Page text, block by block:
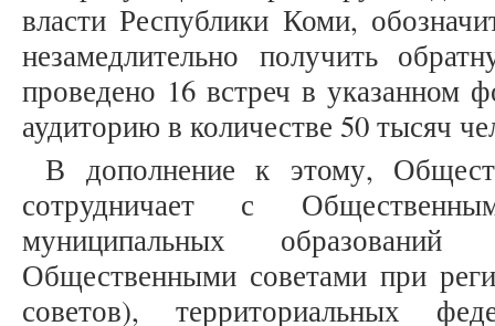
власти Республики Коми,
незамедлительно получить
проведено 16 встреч в указанном
аудиторию в количестве 50 тысяч
В дополнение к этому,
сотрудничает с
муниципальных
Общественными советами при
советов), территориальных